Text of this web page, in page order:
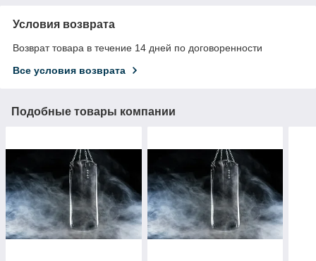
Условия возврата
Возврат товара в течение 14 дней по договоренности
Все условия возврата
Подобные товары компании